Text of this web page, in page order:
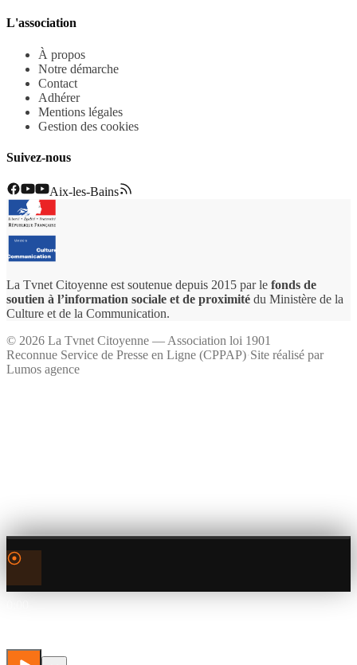
L'association
À propos
Notre démarche
Contact
Adhérer
Mentions légales
Gestion des cookies
Suivez-nous
Aix-les-Bains
La Tvnet Citoyenne est soutenue depuis 2015 par le fonds de
soutien à l’information sociale et de proximité du Ministère de la
Culture et de la Communication.
© 2026 La Tvnet Citoyenne — Association loi 1901
Reconnue Service de Presse en Ligne (CPPAP)·Site réalisé par
Lumos agence